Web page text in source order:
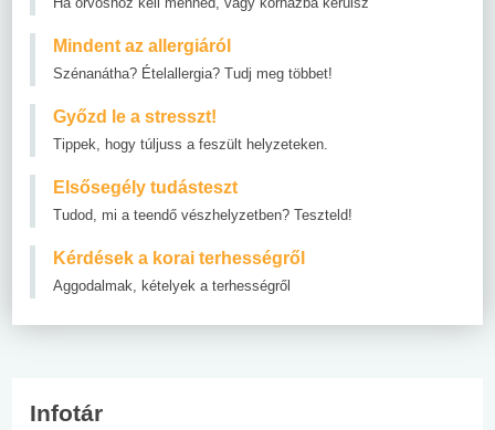
Mindent az allergiáról
Szénanátha? Ételallergia? Tudj meg többet!
Győzd le a stresszt!
Tippek, hogy túljuss a feszült helyzeteken.
Elsősegély tudásteszt
Tudod, mi a teendő vészhelyzetben? Teszteld!
Kérdések a korai terhességről
Aggodalmak, kételyek a terhességről
Infotár